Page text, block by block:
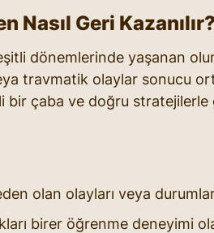
Nasıl Geri
dönemlerinde yaşanan
travmatik olaylar sonucu
bir çaba ve doğru stratejilerle
olan olayları veya
birer öğrenme deneyimi